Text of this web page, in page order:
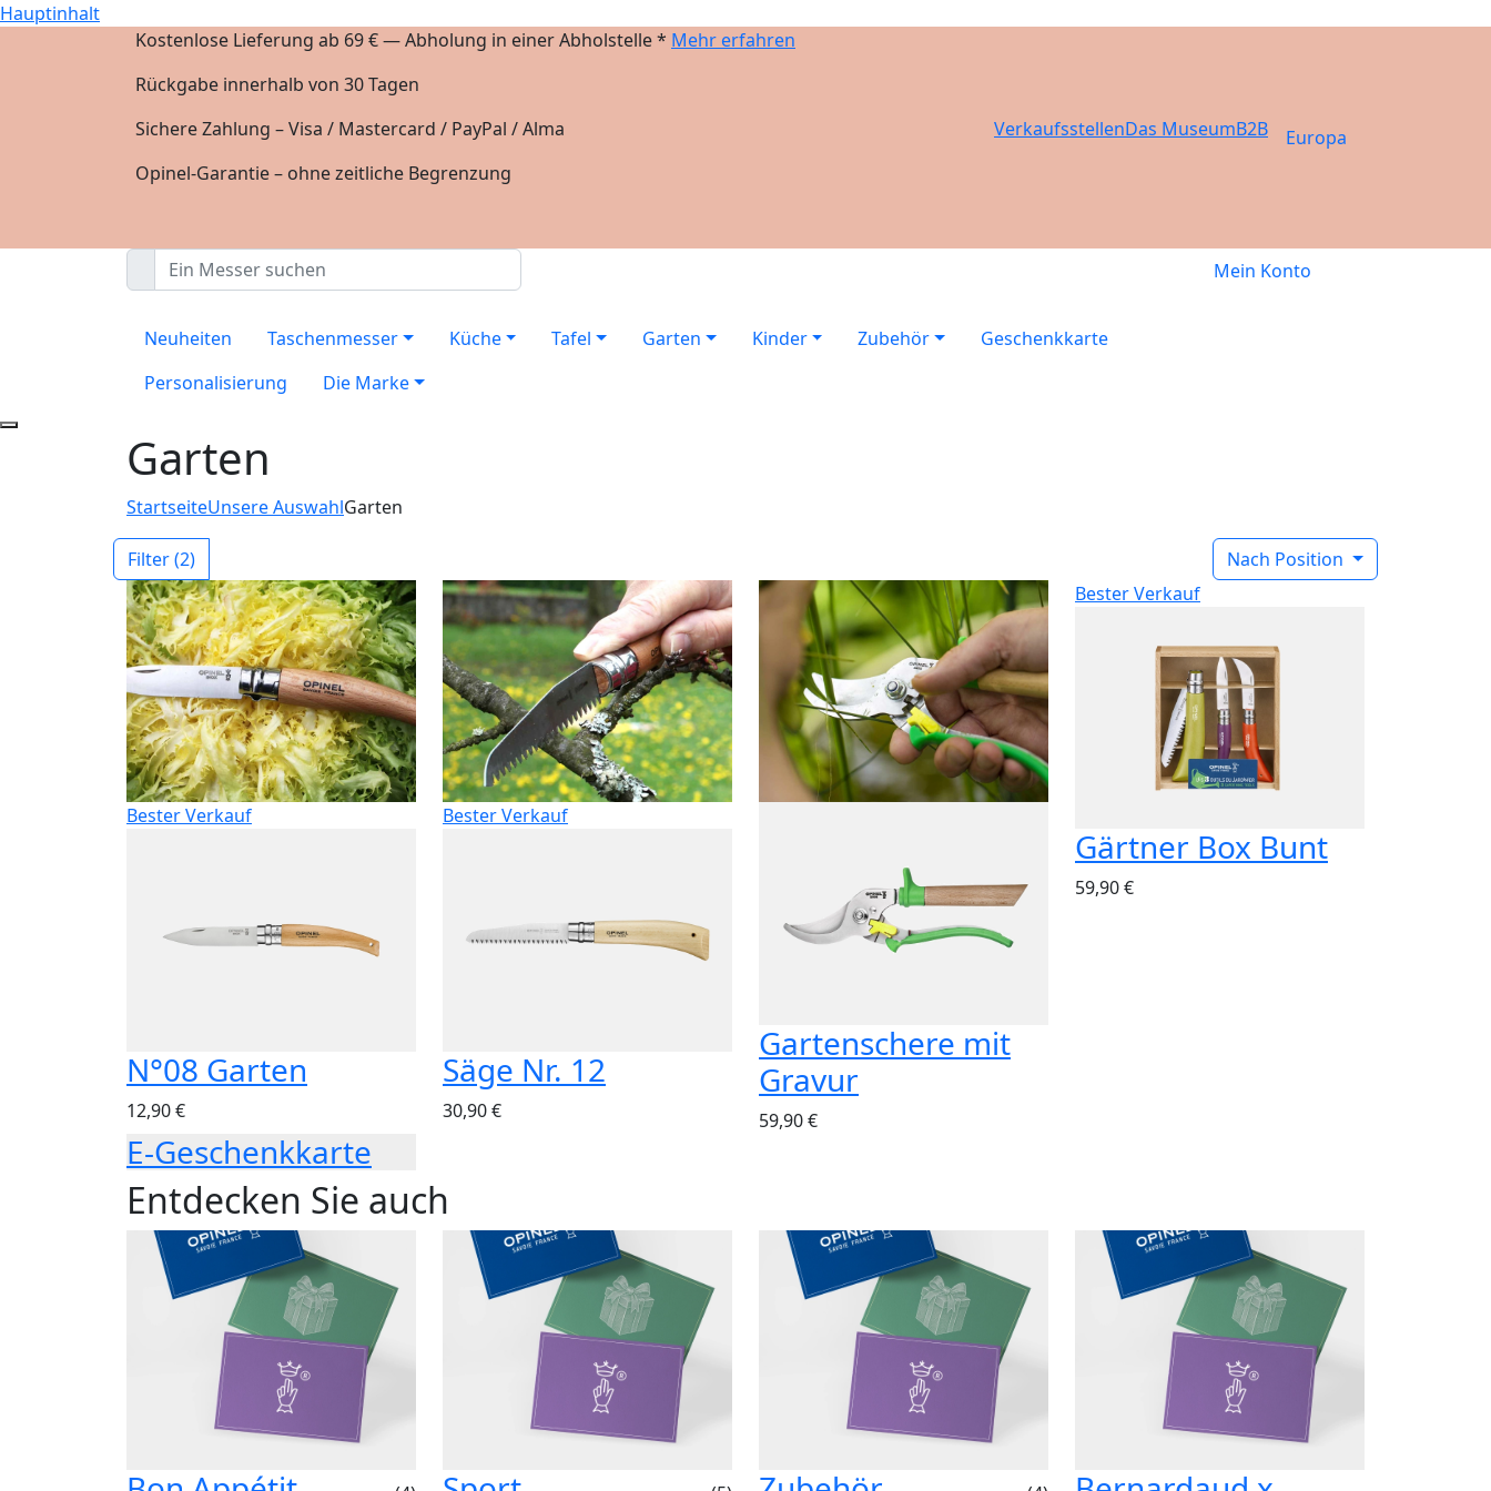
Hauptinhalt
Kostenlose Lieferung ab 69 € — Abholung in einer Abholstelle * Mehr erfahren
Rückgabe innerhalb von 30 Tagen
Sichere Zahlung – Visa / Mastercard / PayPal / Alma
Opinel-Garantie – ohne zeitliche Begrenzung
VerkaufsstellenDas MuseumB2B Europa
Mein Konto
Neuheiten Taschenmesser Küche Tafel Garten Kinder Zubehör
Geschenkkarte
Personalisierung
Die Marke
Garten
StartseiteUnsere AuswahlGarten
Filter(2) Nach Position
Bester Verkauf
N°08 Garten
12,90 €
Bester Verkauf
Säge Nr. 12
30,90 €
Gartenschere mit
Gravur
59,90 €
Bester Verkauf
Gärtner Box Bunt
59,90 €
E-Geschenkkarte
Entdecken Sie auch